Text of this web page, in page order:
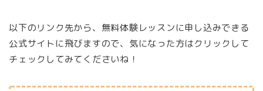
以下のリンク先から、無料体験レッスンに申し込みできる
公式サイトに飛びますので、気になった方はクリックして
チェックしてみてくださいね！